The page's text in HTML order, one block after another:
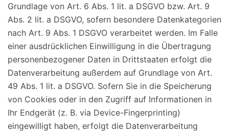
Grundlage von Art. 6 Abs. 1 lit. a DSGVO bzw. Art. 9
Abs. 2 lit. a DSGVO, sofern besondere Datenkategorien
nach Art. 9 Abs. 1 DSGVO verarbeitet werden. Im Falle
einer ausdrücklichen Einwilligung in die Übertragung
personenbezogener Daten in Drittstaaten erfolgt die
Datenverarbeitung außerdem auf Grundlage von Art.
49 Abs. 1 lit. a DSGVO. Sofern Sie in die Speicherung
von Cookies oder in den Zugriff auf Informationen in
Ihr Endgerät (z. B. via Device-Fingerprinting)
eingewilligt haben, erfolgt die Datenverarbeitung